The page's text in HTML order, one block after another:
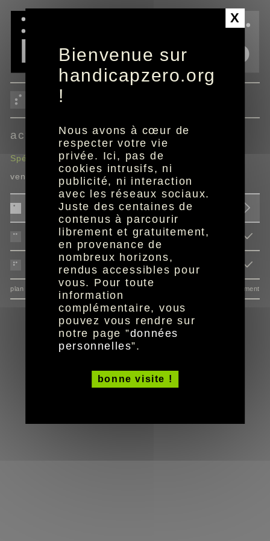
sport
actus avec lequipe.fr
Spécial L'Équipe : Les Français à suivre à l'EWC
vendredi 7 août 2026
actus avec lequipe.fr
cyclisme
football
plan du site données personnelles consentement
X
Bienvenue sur
handicapzero.org
!
Nous avons à cœur de
respecter votre vie
privée. Ici, pas de
cookies intrusifs, ni
publicité, ni interaction
avec les réseaux sociaux.
Juste des centaines de
contenus à parcourir
librement et gratuitement,
en provenance de
nombreux horizons,
rendus accessibles pour
vous. Pour toute
information
complémentaire, vous
pouvez vous rendre sur
notre page ”données
personnelles”.
bonne visite !